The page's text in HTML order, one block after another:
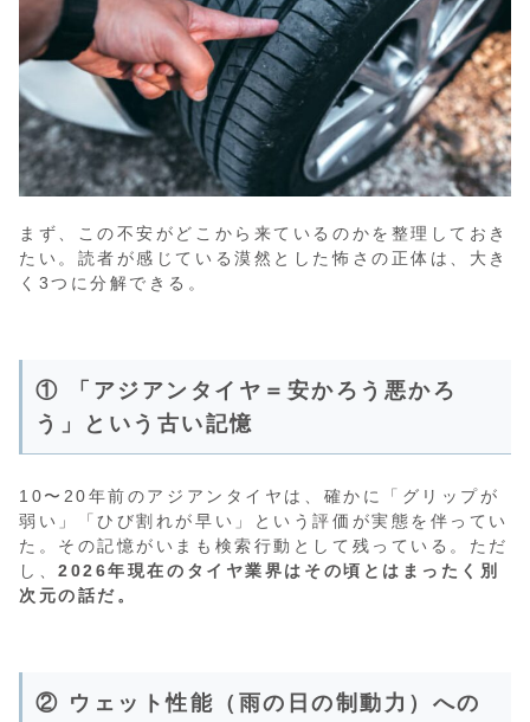
まず、この不安がどこから来ているのかを整理しておき
たい。読者が感じている漠然とした怖さの正体は、大き
く3つに分解できる。
① 「アジアンタイヤ＝安かろう悪かろ
う」という古い記憶
10〜20年前のアジアンタイヤは、確かに「グリップが
弱い」「ひび割れが早い」という評価が実態を伴ってい
た。その記憶がいまも検索行動として残っている。ただ
し、2026年現在のタイヤ業界はその頃とはまったく別
次元の話だ。
② ウェット性能（雨の日の制動力）への